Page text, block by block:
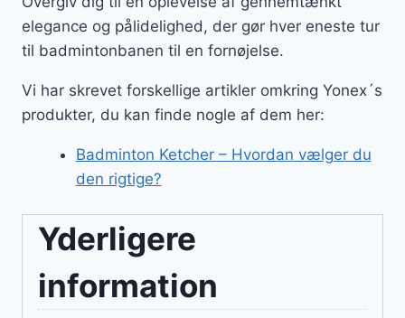
elegance og pålidelighed, der gør hver eneste tur
til badmintonbanen til en fornøjelse.
Vi har skrevet forskellige artikler omkring Yonex´s
produkter, du kan finde nogle af dem her:
Badminton Ketcher – Hvordan vælger du
den rigtige?
Yderligere
information